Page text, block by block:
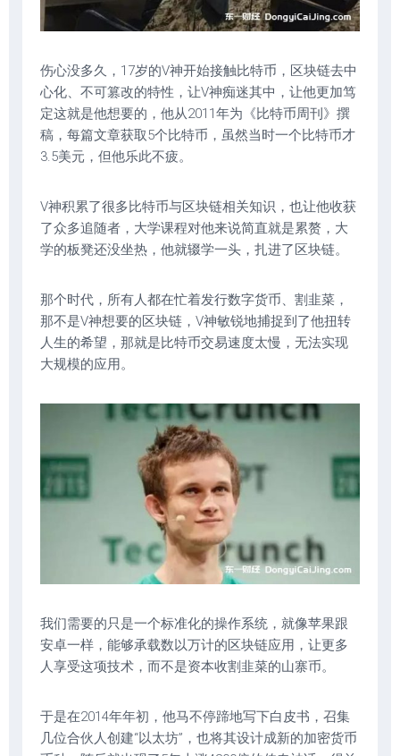
伤心没多久，17岁的V神开始接触比特币，区块链去中
心化、不可篡改的特性，让V神痴迷其中，让他更加笃
定这就是他想要的，他从2011年为《比特币周刊》撰
稿，每篇文章获取5个比特币，虽然当时一个比特币才
3.5美元，但他乐此不疲。
V神积累了很多比特币与区块链相关知识，也让他收获
了众多追随者，大学课程对他来说简直就是累赘，大
学的板凳还没坐热，他就辍学一头，扎进了区块链。
那个时代，所有人都在忙着发行数字货币、割韭菜，
那不是V神想要的区块链，V神敏锐地捕捉到了他扭转
人生的希望，那就是比特币交易速度太慢，无法实现
大规模的应用。
我们需要的只是一个标准化的操作系统，就像苹果跟
安卓一样，能够承载数以万计的区块链应用，让更多
人享受这项技术，而不是资本收割韭菜的山寨币。
于是在2014年年初，他马不停蹄地写下白皮书，召集
几位合伙人创建“以太坊”，也将其设计成新的加密货币